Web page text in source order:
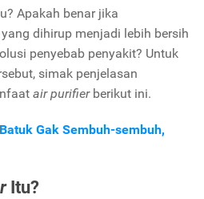
Apakah benar jika
dihirup menjadi lebih bersih
penyebab penyakit? Untuk
simak penjelasan
air purifier berikut ini.
Gak Sembuh-sembuh,
Itu?